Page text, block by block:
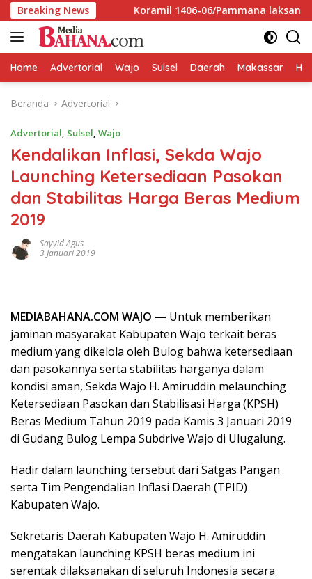
Langsung
ke
konten
Breaking News
Wajo Koramil 1406-06/Pammana laksanakan
Home Advertorial Wajo Sulsel Daerah Makassar
Beranda Advertorial
Advertorial, Sulsel, Wajo
Kendalikan Inflasi, Sekda Wajo
Launching Ketersediaan Pasokan
dan Stabilitas Harga Beras Medium
2019
Sayyid Agus
3 Januari 2019
MEDIABAHANA.COM WAJO — Untuk memberikan
jaminan masyarakat Kabupaten Wajo terkait beras
medium yang dikelola oleh Bulog bahwa ketersediaan
dan pasokannya serta stabilitas harganya dalam
kondisi aman, Sekda Wajo H. Amiruddin melaunching
Ketersediaan Pasokan dan Stabilisasi Harga (KPSH)
Beras Medium Tahun 2019 pada Kamis 3 Januari 2019
di Gudang Bulog Lempa Subdrive Wajo di Ulugalung.
Hadir dalam launching tersebut dari Satgas Pangan
serta Tim Pengendalian Inflasi Daerah (TPID)
Kabupaten Wajo.
Sekretaris Daerah Kabupaten Wajo H. Amiruddin
mengatakan launching KPSH beras medium ini
serentak dilaksanakan di seluruh Indonesia secara